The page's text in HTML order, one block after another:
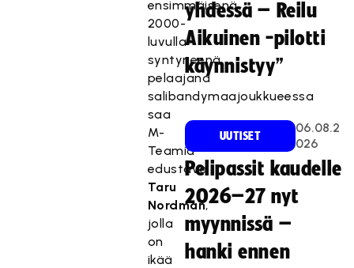
ensimmäisenä
2000-
luvulla
syntyneenä
pelaajana
salibandymaajoukkueessa
saa
M-
Teamia
edustava
Taru
Nordman,
jolla
on
ikää
yhdessä – Reilu
Aikuinen -pilotti
käynnistyy”
UUTISET
06.08.2
026
Pelipassit kaudelle
2026–27 nyt
myynnissä –
hanki ennen